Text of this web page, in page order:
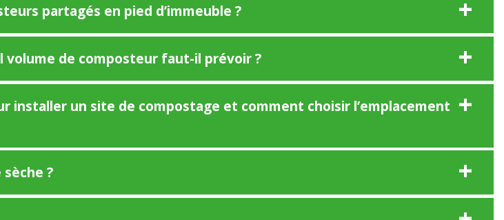
partagés en pied d’immeuble ?
de composteur faut-il prévoir ?
installer un site de compostage et comment choisir l’emplacement
?